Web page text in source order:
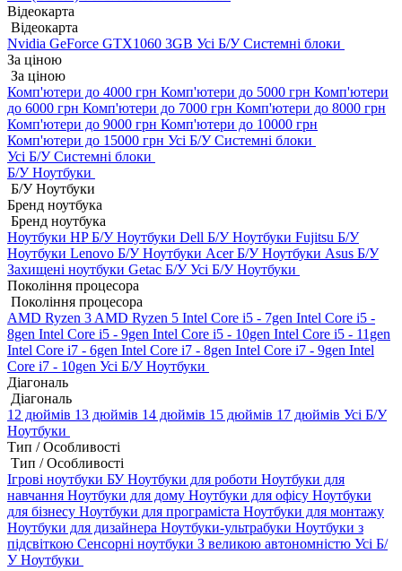
Відеокарта
Відеокарта
Nvidia GeForce GTX1060 3GB Усі Б/У Системні блоки
За ціною
За ціною
Комп'ютери до 4000 грн Комп'ютери до 5000 грн Комп'ютери
до 6000 грн Комп'ютери до 7000 грн Комп'ютери до 8000 грн
Комп'ютери до 9000 грн Комп'ютери до 10000 грн
Комп'ютери до 15000 грн Усі Б/У Системні блоки
Усі Б/У Системні блоки
Б/У Ноутбуки
Б/У Ноутбуки
Бренд ноутбука
Бренд ноутбука
Ноутбуки HP Б/УНоутбуки Dell Б/УНоутбуки Fujitsu Б/У
Ноутбуки Lenovo Б/УНоутбуки Acer Б/УНоутбуки Asus Б/У
Захищені ноутбуки Getac Б/УУсі Б/У Ноутбуки
Покоління процесора
Покоління процесора
AMD Ryzen 3 AMD Ryzen 5 Intel Core i5 - 7gen Intel Core i5 -
8gen Intel Core i5 - 9gen Intel Core i5 - 10gen Intel Core i5 - 11gen
Intel Core i7 - 6gen Intel Core i7 - 8gen Intel Core i7 - 9gen Intel
Core i7 - 10gen Усі Б/У Ноутбуки
Діагональ
Діагональ
12 дюймів 13 дюймів 14 дюймів 15 дюймів 17 дюймів Усі Б/У
Ноутбуки
Тип / Особливості
Тип / Особливості
Ігрові ноутбуки БУНоутбуки для роботи Ноутбуки для
навчання Ноутбуки для дому Ноутбуки для офісу Ноутбуки
для бізнесу Ноутбуки для програміста Ноутбуки для монтажу
Ноутбуки для дизайнера Ноутбуки-ультрабуки Ноутбуки з
підсвіткою Сенсорні ноутбуки З великою автономністю Усі Б/
У Ноутбуки